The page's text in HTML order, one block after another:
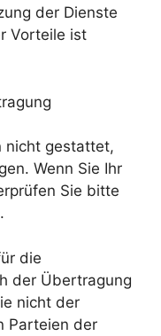
der Dienste
Vorteile ist
nicht gestattet,
Wenn Sie Ihr
Sie bitte
die
der Übertragung
nicht der
Parteien der